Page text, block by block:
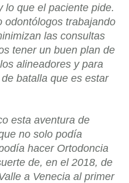
lo que el paciente pide.
odontólogos trabajando
las consultas
tener un buen plan de
alineadores y para
batalla que es estar
esta aventura de
no solo podía
hacer Ortodoncia
de, en el 2018, de
a Venecia al primer